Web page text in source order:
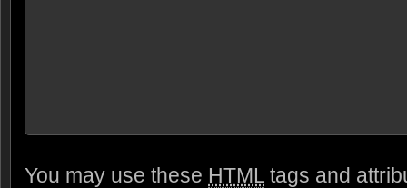
You may use these HTML tags and